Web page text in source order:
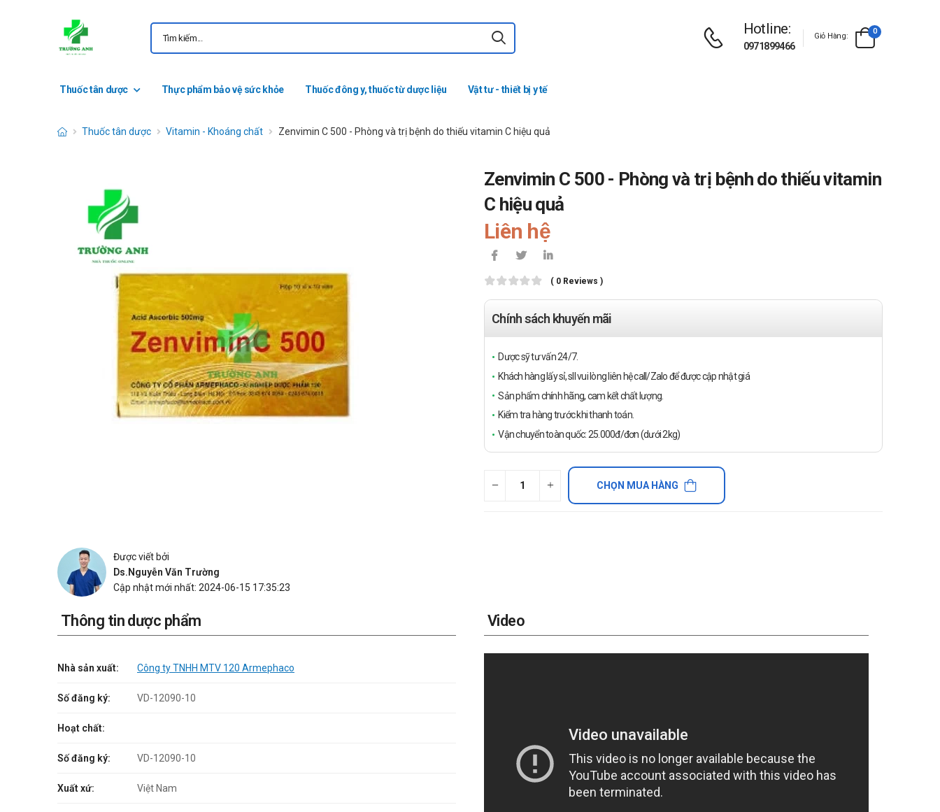
Hotline:
0971899466
Giỏ Hàng:
0
Thuốc tân dược Thực phẩm bảo vệ sức khỏe Thuốc đông y, thuốc từ dược liệu Vật tư - thiết bị y tế
Thuốc tân dược Vitamin - Khoáng chất Zenvimin C 500 - Phòng và trị bệnh do thiếu vitamin C hiệu quả
Zenvimin C 500 - Phòng và trị bệnh do thiếu vitamin
C hiệu quả
Liên hệ
( 0 Reviews )
Chính sách khuyến mãi
Dược sỹ tư vấn 24/7.
Khách hàng lấy sỉ, sll vui lòng liên hệ call/Zalo để được cập nhật giá
Sản phẩm chính hãng, cam kết chất lượng.
Kiểm tra hàng trước khi thanh toán.
Vận chuyển toàn quốc: 25.000đ/đơn (dưới 2kg)
CHỌN MUA HÀNG
Được viết bởi
Ds.Nguyễn Văn Trường
Cập nhật mới nhất: 2024-06-15 17:35:23
Thông tin dược phẩm
Nhà sản xuất: Công ty TNHH MTV 120 Armephaco
Số đăng ký: VD-12090-10
Hoạt chất:
Số đăng ký: VD-12090-10
Xuất xứ: Việt Nam
Video